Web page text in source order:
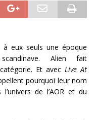
eux seuls une époque
Alien fait
Et avec Live At
pourquoi leur nom
de l’AOR et du